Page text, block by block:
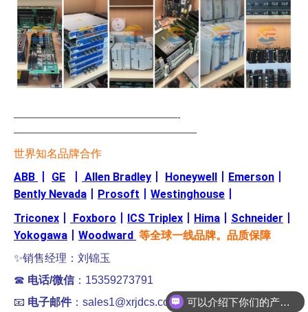
—————————————————-
———————————————————
世界知名品牌合作
ABB GE Allen Bradley Honeywell Emerson
Bently Nevada
Prosoft Westinghouse
Triconex
Foxboro ICS Triplex Hima Schneider
Yokogawa
Woodward 等全球一线品牌。品质保障
✨销售经理：刘锦玉
☎ 电话/微信：15359273791
📧 电子邮件：sales1@xrjdcs.com
可以介绍下你们的产品么